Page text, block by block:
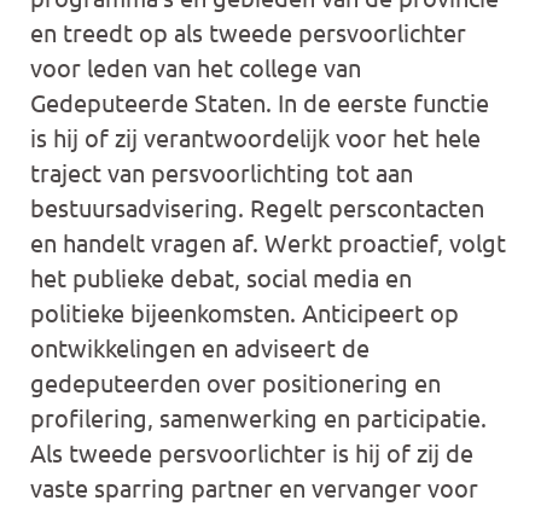
en treedt op als tweede persvoorlichter
voor leden van het college van
Gedeputeerde Staten. In de eerste functie
is hij of zij verantwoordelijk voor het hele
traject van persvoorlichting tot aan
bestuursadvisering. Regelt perscontacten
en handelt vragen af. Werkt proactief, volgt
het publieke debat, social media en
politieke bijeenkomsten. Anticipeert op
ontwikkelingen en adviseert de
gedeputeerden over positionering en
profilering, samenwerking en participatie.
Als tweede persvoorlichter is hij of zij de
vaste sparring partner en vervanger voor